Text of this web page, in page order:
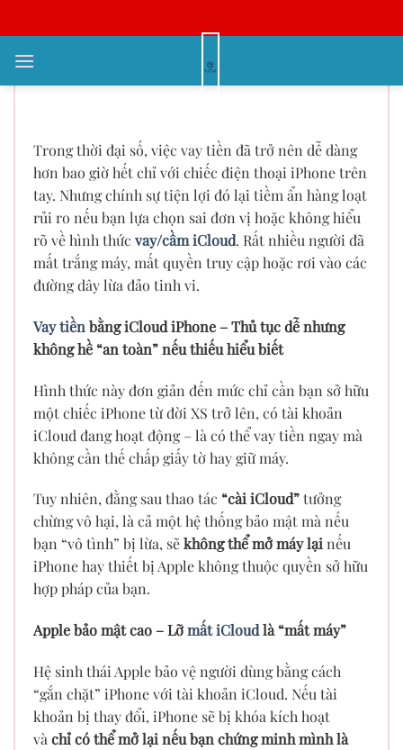
qua
nội
Cầm iCloud iPhone để vay tiền –
Trong thời đại số, việc vay tiền đã trở nên dễ dàng
hơn bao giờ hết chỉ với chiếc điện thoại iPhone trên
tay. Nhưng chính sự tiện lợi đó lại tiềm ẩn hàng loạt
rủi ro nếu bạn lựa chọn sai đơn vị hoặc không hiểu
rõ về hình thức vay/cầm iCloud. Rất nhiều người đã
mất trắng máy, mất quyền truy cập hoặc rơi vào các
đường dây lừa đảo tinh vi.
Vay tiền bằng iCloud iPhone – Thủ tục dễ nhưng
không hề “an toàn” nếu thiếu hiểu biết
Hình thức này đơn giản đến mức chỉ cần bạn sở hữu
một chiếc iPhone từ đời XS trở lên, có tài khoản
iCloud đang hoạt động – là có thể vay tiền ngay mà
không cần thế chấp giấy tờ hay giữ máy.
Tuy nhiên, đằng sau thao tác “cài iCloud”tưởng
chừng vô hại, là cả một hệ thống bảo mật mà nếu
bạn “vô tình” bị lừa, sẽkhông thể mở máy lạinếu
iPhone hay thiết bị Apple không thuộc quyền sở hữu
hợp pháp của bạn.
Apple bảo mật cao – Lỡmất iCloudlà “mất máy”
Hệ sinh thái Apple bảo vệ người dùng bằng cách
“gắn chặt” iPhone với tài khoản iCloud. Nếu tài
khoản bị thay đổi, iPhone sẽ bị khóa kích hoạt
và chỉ có thể mở lại nếu bạn chứng minh mình là